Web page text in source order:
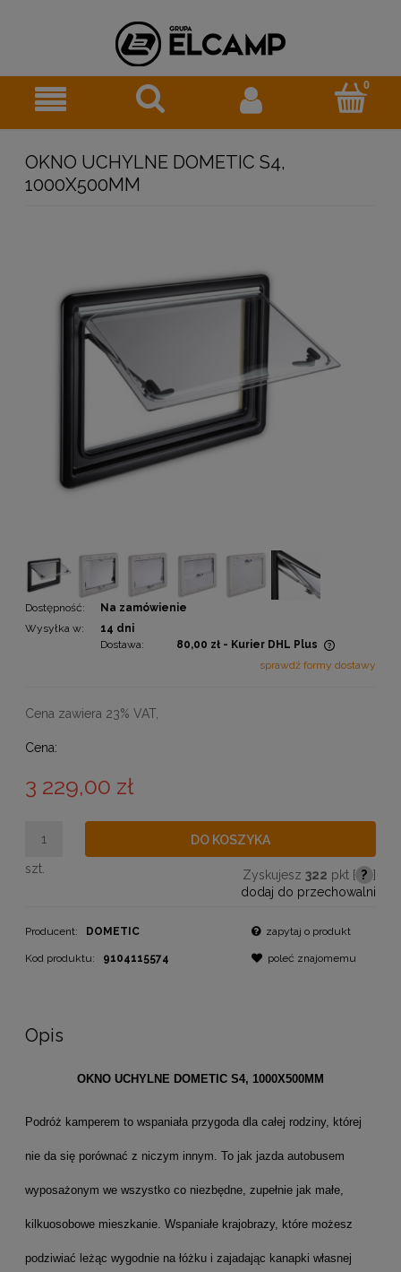
OKNO UCHYLNE DOMETIC S4,
1000X500MM
Dostępność:
Na zamówienie
Wysyłka w:
14 dni
Dostawa:
80,00 zł - Kurier DHL Plus
Cena nie zawiera ewentualnych kosztów płatności
sprawdź formy dostawy
Cena zawiera 23% VAT,
Cena:
3 229,00 zł
szt.
DO KOSZYKA
Zyskujesz 322 pkt [ ? ]
dodaj do przechowalni
Producent: DOMETIC
Kod produktu: 9104115574
zapytaj o produkt
poleć znajomemu
Opis
OKNO UCHYLNE DOMETIC S4, 1000X500MM
Podróż kamperem to wspaniała przygoda dla całej rodziny, której
nie da się porównać z niczym innym. To jak jazda autobusem
wyposażonym we wszystko co niezbędne, zupełnie jak małe,
kilkuosobowe mieszkanie. Wspaniałe krajobrazy, które możesz
podziwiać leżąc wygodnie na łóżku i zajadając kanapki własnej